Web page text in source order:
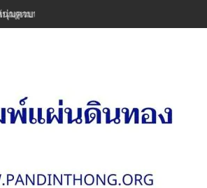
ควบเวฟแต่งซิ่งพุ่งชนเสาไฟ รวบคาเพชรเกษ